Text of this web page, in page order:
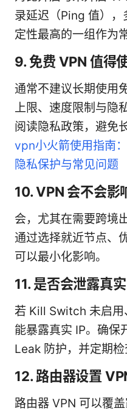
录延迟（Ping 值）
定性最高的一组作为
9. 免费 VPN 值得
通常不建议长期使用
上限、速度限制与隐
阅读隐私政策，避免
vpn小火箭使用指南
隐私保护与常见问题
10. VPN 会不会影
会，尤其在需要跨境
通过选择就近节点、
可以最小化影响。
11. 是否会泄露真实
若 Kill Switch 未启用
能暴露真实 IP。确
Leak 防护，并定期检
12. 路由器设置
路由器 VPN 可以覆